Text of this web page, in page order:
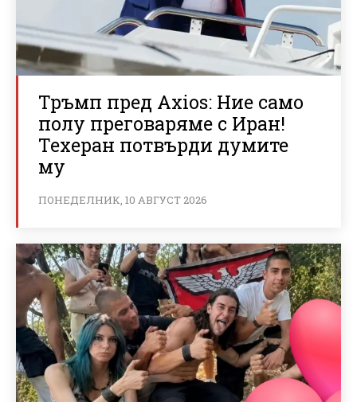
Тръмп пред Axios: Ние само
полу преговаряме с Иран!
Техеран потвърди думите
му
ПОНЕДЕЛНИК, 10 АВГУСТ 2026